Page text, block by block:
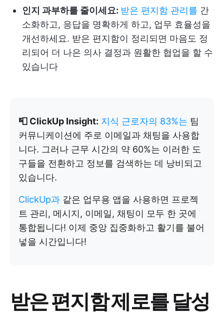
인지 과부하를 줄이세요: 받은 편지함 관리를 간
소화하고, 응답을 명확하게 하고, 업무 효율성을
개선하세요. 받은 편지함이 정리되면 마음도 정
리되어 더 나은 의사 결정과 원활한 협업을 할 수
있습니다
📮 ClickUp Insight: 지식 근로자의 83%는 팀
커뮤니케이션에 주로 이메일과 채팅을 사용합
니다. 그러나 근무 시간의 약 60%는 이러한 도
구들을 전환하고 정보를 검색하는 데 낭비되고
있습니다.
ClickUp과 같은 업무용 앱을 사용하면 프로젝
트 관리, 메시지, 이메일, 채팅이 모두 한 곳에
통합됩니다! 이제 중앙 집중화하고 활기를 불어
넣을 시간입니다!
받은 편지함 제로를 달성